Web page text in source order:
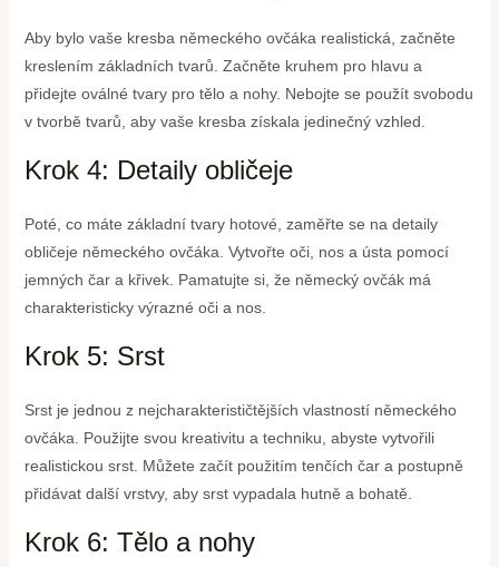
Aby bylo vaše kresba německého ovčáka realistická, začněte
kreslením základních tvarů. Začněte kruhem pro hlavu a
přidejte oválné tvary pro tělo a nohy. Nebojte se použít svobodu
v tvorbě tvarů, aby vaše kresba získala jedinečný vzhled.
Krok 4: Detaily obličeje
Poté, co máte základní tvary hotové, zaměřte se na detaily
obličeje německého ovčáka. Vytvořte oči, nos a ústa pomocí
jemných čar a křivek. Pamatujte si, že německý ovčák má
charakteristicky výrazné oči a nos.
Krok 5: Srst
Srst je jednou z nejcharakterističtějších vlastností německého
ovčáka. Použijte svou kreativitu a techniku, abyste vytvořili
realistickou srst. Můžete začít použitím tenčích čar a postupně
přidávat další vrstvy, aby srst vypadala hutně a bohatě.
Krok 6: Tělo a nohy